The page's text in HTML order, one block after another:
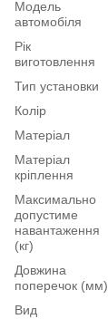
Модель
автомобіля
Рік
виготовлення
Тип установки
Колір
Матеріал
Матеріал
кріплення
Максимально
допустиме
навантаження
(кг)
Довжина
поперечок (мм)
Вид